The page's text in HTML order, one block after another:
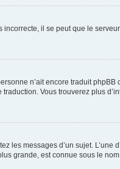
il se peut que le
n’ait encore traduit
Vous trouverez plus
les messages d’un sujet.
grande, est connue sous le